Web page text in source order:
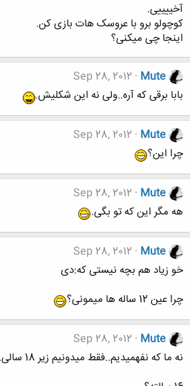
آخییییی.
کوچولو برو با عروسک هات بازی کن.
اینجا چی میکنی؟
Mute
Sep 28, 2012
بابا برقی که آره..ولی نه این شکلیش.
Mute
Sep 28, 2012
چرا این؟
Mute
Sep 28, 2012
هه مگر این که تو بگی.
Mute
Sep 28, 2012
خو زیاد هم بچه نیستی که:دی
چرا عین 12 ساله ها میمونی؟
Mute
Sep 28, 2012
نه ما که نفهمیدیم..فقط میدونیم زیر 18 سالی..همین:دی